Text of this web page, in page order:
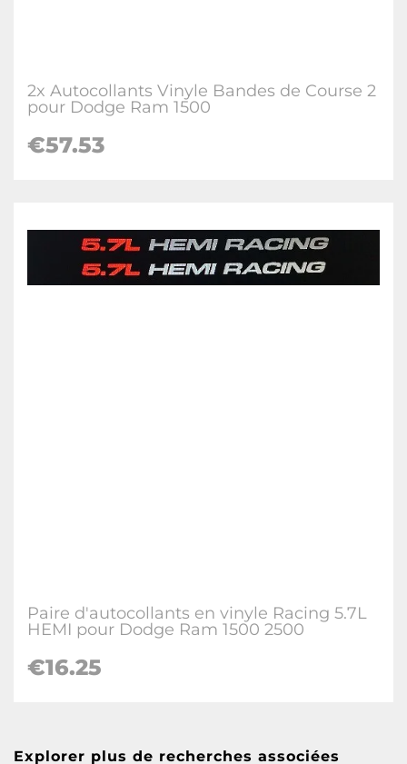
2x Autocollants Vinyle Bandes de Course 2
pour Dodge Ram 1500
€57.53
Paire d'autocollants en vinyle Racing 5.7L
HEMI pour Dodge Ram 1500 2500
€16.25
Explorer plus de recherches associées